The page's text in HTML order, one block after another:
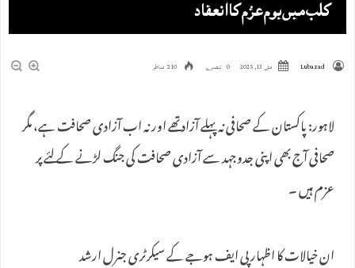
کلب میں‌یوم عزم کاانعقاد
Lubazad مئی 13, 2025 0 تبصرے 210 مناظر
لاہور: پاکستان کے صحافی نہ پہلے آزاد تھے اور نہ اب آزادی صحافت ہے، مگر
صحافی آج بھی اپنی جدوجہد سے آزادی صحافت کی جنگ لڑنے کے لئے پر
عزم ہیں ۔
ان خیالات کا اظہار پی ایف ہوجے کے سیکرٹری جنرل ارشد